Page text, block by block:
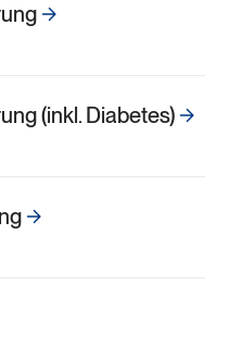
(inkl. Diabetes)